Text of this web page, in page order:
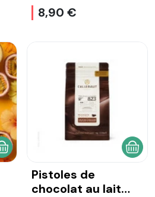
8,90 €
AJOUTER AU PANIER
Pistoles de
chocolat au lait